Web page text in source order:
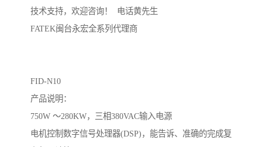
技术支持，欢迎咨询！ 电话黄先生
FATEK闽台永宏全系列代理商
FID-N10
产品说明：
750W ～280KW，三相380VAC输入电源
电机控制数字信号处理器(DSP)，能告诉、准确的完成复